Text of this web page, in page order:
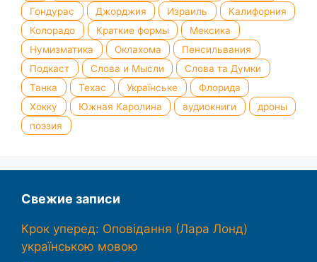
Гондурас
Джорджия Израиль
Калифорния
Колорадо
Краткие формы
Мексика
Нумизматика
Оклахома
Пенсильвания
Подкаст
Слова и Мысли
Слова та Думки
Танка
Техас Українське
Флорида
Хокку
Южная Каролина аудиокниги
дроны
поэзия
Свежие записи
Крок уперед: Оповідання (Лара Лонд)
українською мовою